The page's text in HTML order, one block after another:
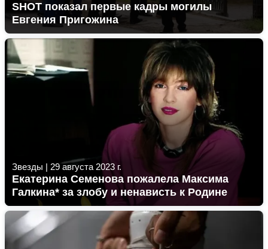
SHOT показал первые кадры могилы
Евгения Пригожина
Звезды | 29 августа 2023 г.
Екатерина Семенова пожалела Максима
Галкина* за злобу и ненависть к Родине